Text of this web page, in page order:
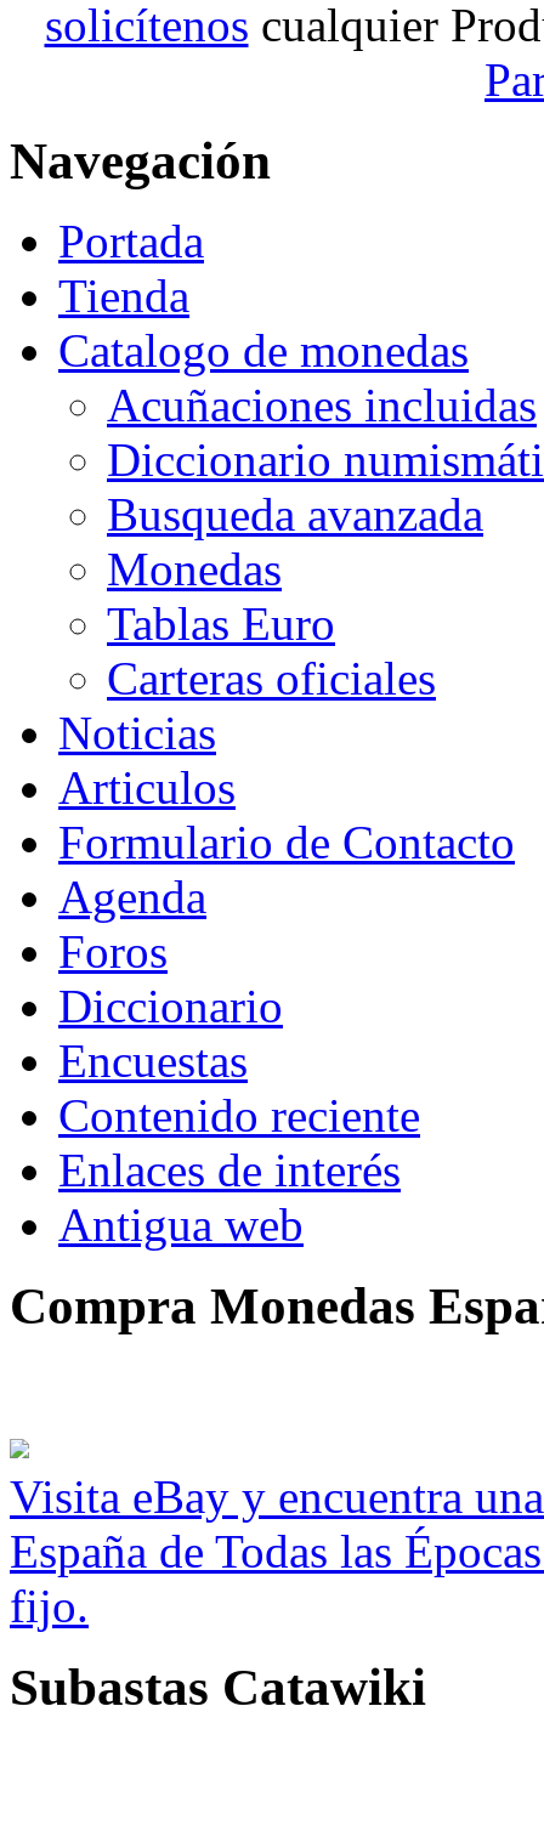
solicítenos cualquier
Navegación
Portada
Tienda
Catalogo de monedas
Acuñaciones incluidas
Diccionario
Busqueda avanzada
Monedas
Tablas Euro
Carteras oficiales
Noticias
Articulos
Formulario de Contacto
Agenda
Foros
Diccionario
Encuestas
Contenido reciente
Enlaces de interés
Antigua web
Compra Monedas
Visita eBay y encuentra
España de Todas las
fijo.
Subastas Catawiki